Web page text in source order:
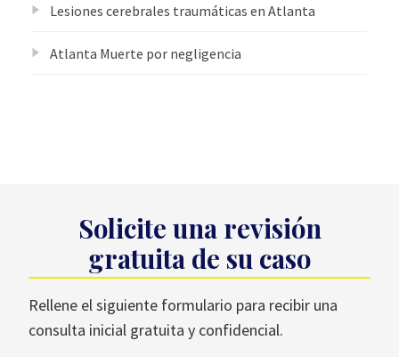
Lesiones cerebrales traumáticas en Atlanta
Atlanta Muerte por negligencia
Solicite una revisión
gratuita de su caso
Rellene el siguiente formulario para recibir una
consulta inicial gratuita y confidencial.